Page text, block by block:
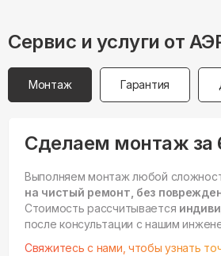
Сервис и услуги от
Монтаж Гарантия
Сделаем монтаж за
Выполняем монтаж любой
на чистый ремонт, без
Стоимость рассчитывается
после консультации с нашим
Свяжитесь с нами, чтобы узнать